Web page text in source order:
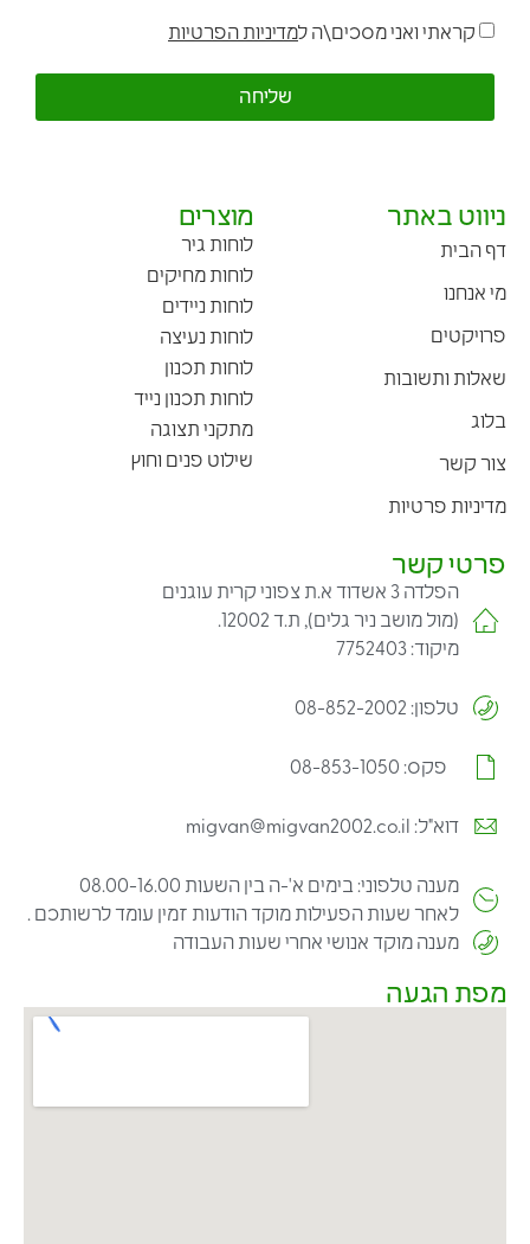
קראתי ואני מסכים\ה למדיניות הפרטיות
שליחה
ניווט באתר
דף הבית
מי אנחנו
פרויקטים
שאלות ותשובות
בלוג
צור קשר
מדיניות פרטיות
מוצרים
לוחות גיר
לוחות מחיקים
לוחות ניידים
לוחות נעיצה
לוחות תכנון
לוחות תכנון נייד
מתקני תצוגה
שילוט פנים וחוץ
פרטי קשר
הפלדה 3 אשדוד א.ת צפוני קרית עוגנים
(מול מושב ניר גלים), ת.ד 12002.
מיקוד: 7752403
טלפון: 08-852-2002
פקס: 08-853-1050
דוא"ל: migvan@migvan2002.co.il
מענה טלפוני: בימים א'-ה בין השעות 08.00-16.00
לאחר שעות הפעילות מוקד הודעות זמין עומד לרשותכם .
מענה מוקד אנושי אחרי שעות העבודה
מפת הגעה